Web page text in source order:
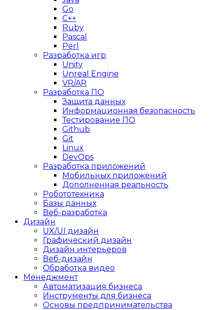
Go
C++
Ruby
Pascal
Perl
Разработка игр
Unity
Unreal Engine
VR/AR
Разработка ПО
Защита данных
Информационная безопасность
Тестирование ПО
Github
Git
Linux
DevOps
Разработка приложений
Мобильных приложений
Дополненная реальность
Робототехника
Базы данных
Веб-разработка
Дизайн
UX/UI дизайн
Графический дизайн
Дизайн интерьеров
Веб-дизайн
Обработка видео
Менеджмент
Автоматизация бизнеса
Инструменты для бизнеса
Основы предпринимательства